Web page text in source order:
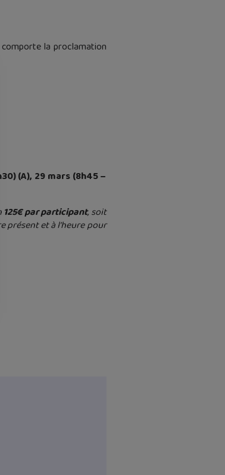
comporte la proclamation
(A), 29 mars (8h45 –
125€ par participant, soit
présent et à l’heure pour